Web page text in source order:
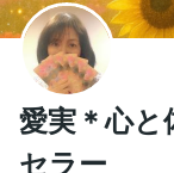
愛実＊心
セラー